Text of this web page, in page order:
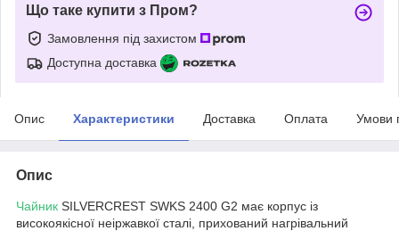
Що таке купити з Пром?
Замовлення під захистом
Доступна доставка
Опис Характеристики Доставка Оплата Умови
Опис
Чайник SILVERCREST SWKS 2400 G2 має корпус із
високоякісної неіржавкої сталі, прихований нагрівальний